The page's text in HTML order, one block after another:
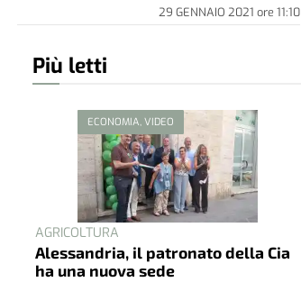
29 GENNAIO 2021 ore 11:10
Più letti
ECONOMIA, VIDEO
AGRICOLTURA
Alessandria, il patronato della Cia
ha una nuova sede